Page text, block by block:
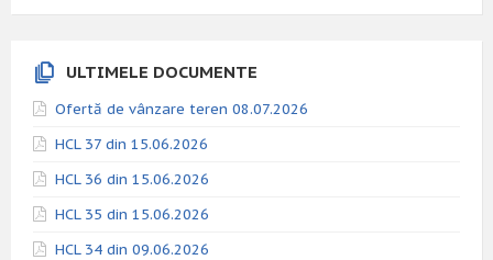
ULTIMELE DOCUMENTE
Ofertă de vânzare teren 08.07.2026
HCL 37 din 15.06.2026
HCL 36 din 15.06.2026
HCL 35 din 15.06.2026
HCL 34 din 09.06.2026